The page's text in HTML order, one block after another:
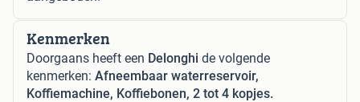
Kenmerken
Doorgaans heeft een Delonghi de volgende
kenmerken: Afneembaar waterreservoir,
Koffiemachine, Koffiebonen, 2 tot 4 kopjes.